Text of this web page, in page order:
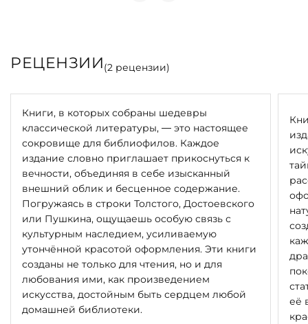
РЕЦЕНЗИИ(2 рецензии)
Книги, в которых собраны шедевры
классической литературы, — это настоящее
сокровище для библиофилов. Каждое
издание словно приглашает прикоснуться к
вечности, объединяя в себе изысканный
внешний облик и бесценное содержание.
Погружаясь в строки Толстого, Достоевского
или Пушкина, ощущаешь особую связь с
культурным наследием, усиливаемую
утончённой красотой оформления. Эти книги
созданы не только для чтения, но и для
любования ими, как произведением
искусства, достойным быть сердцем любой
домашней библиотеки.
её